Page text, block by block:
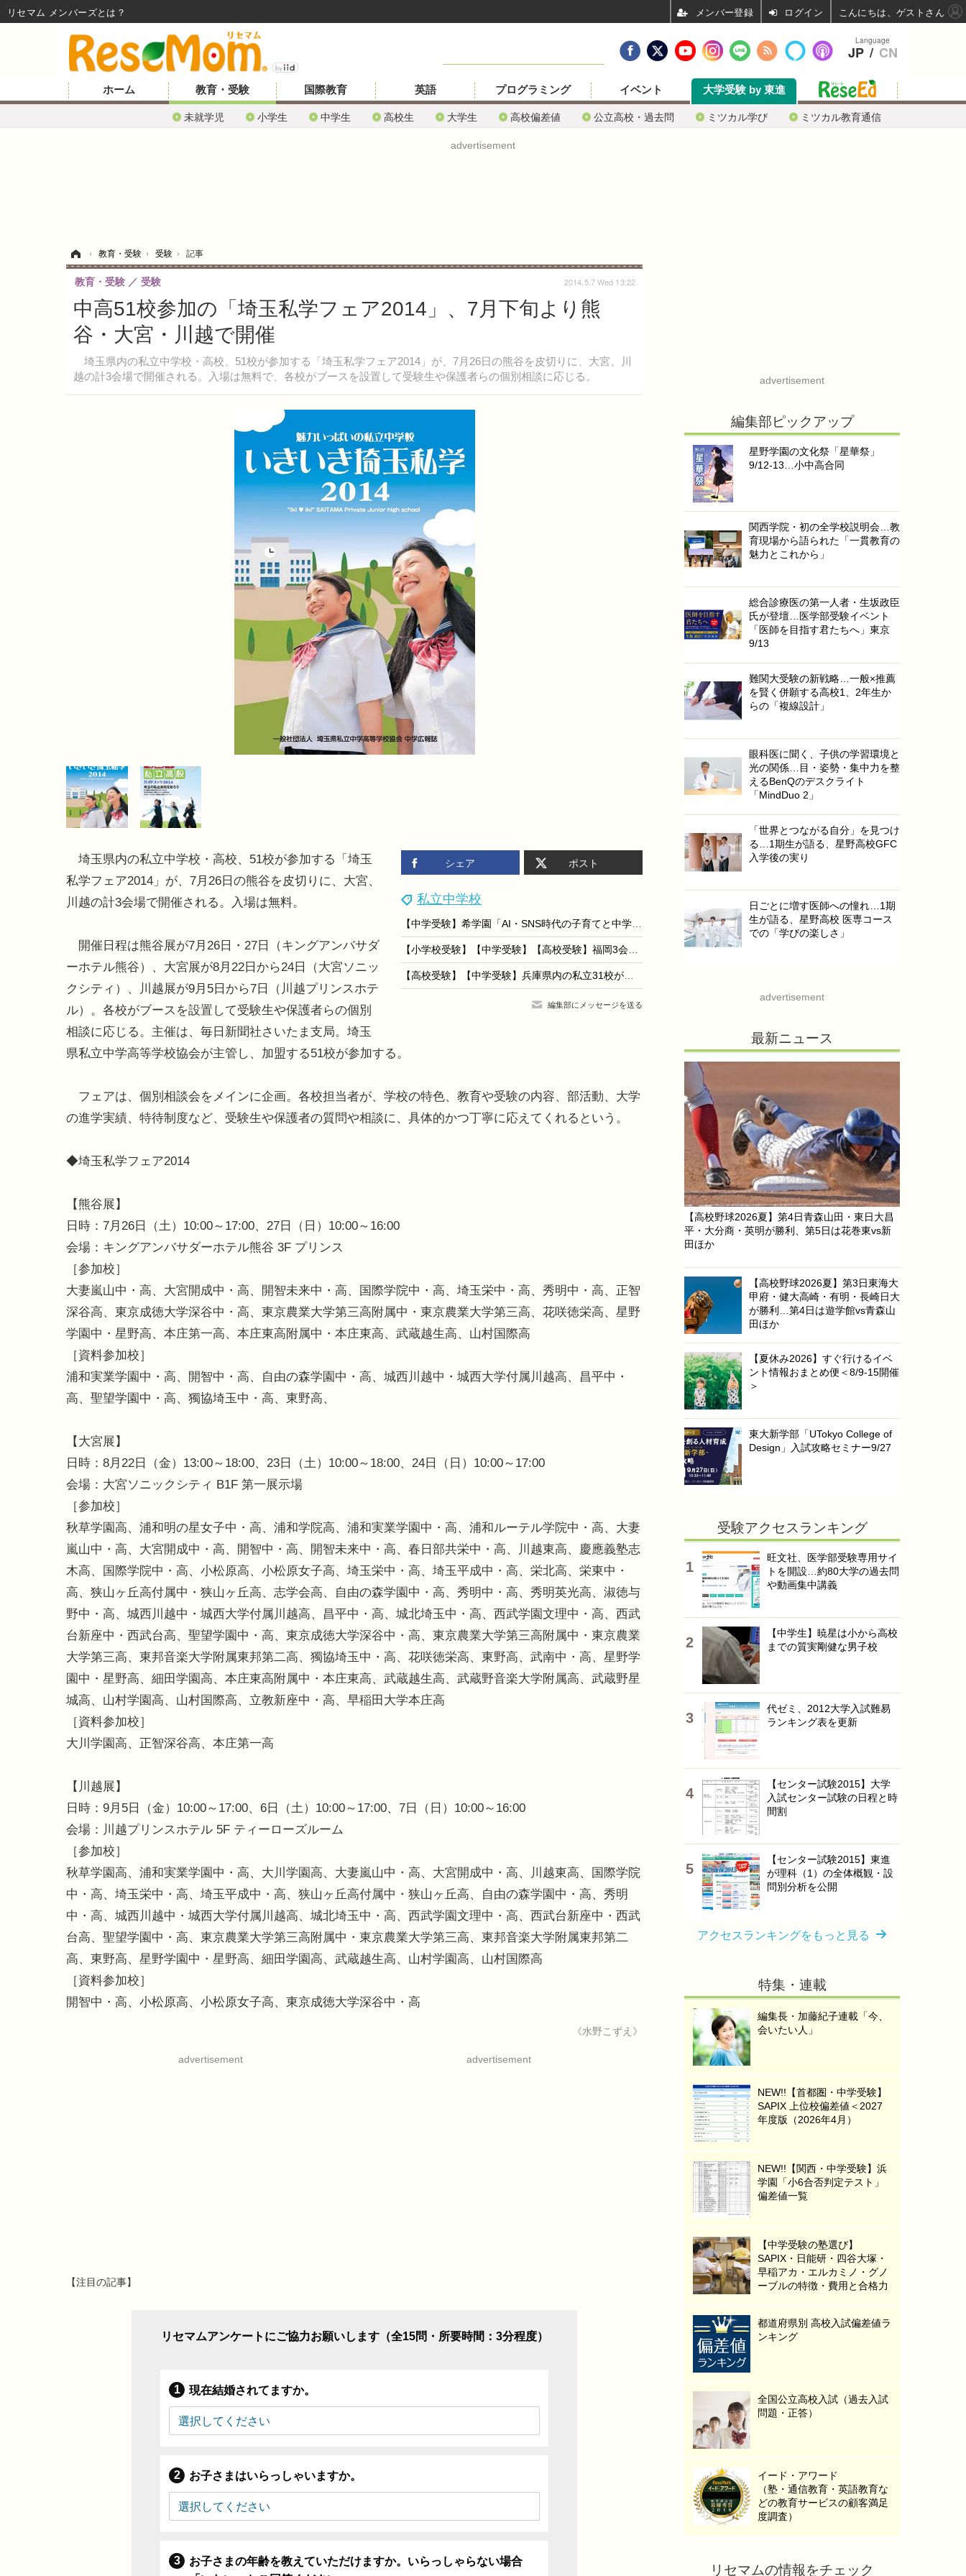
ホーム 教育・受験
未就学児 小学生 中学生 高校生 大学生 高校偏差値 公立高校・過去問 ミツカル学び ミツカル教育通信
国際教育 英語 プログラミング イベント 大学受験 by 東進
advertisement
› 教育・受験 › 受験 › 記事
中高51校参加の「埼玉私学フェア2014」、7月下旬より熊
谷・大宮・川越で開催
埼玉県内の私立中学校・高校、51校が参加する「埼玉私学フェア2014」が、7月26日の熊谷を皮切りに、大宮、川
越の計3会場で開催される。入場は無料で、各校がブースを設置して受験生や保護者らの個別相談に応じる。
教育・受験 受験 2014.5.7 Wed 13:22
シェア ポスト
私立中学校
【中学受験】希学園「AI・SNS時代の子育てと中学受験の意義」9/18
【小学校受験】【中学受験】【高校受験】福岡3会場「私立小中高校展」8/22-23
【高校受験】【中学受験】兵庫県内の私立31校が集結、個別相談会9/6
編集部にメッセージを送る
埼玉県内の私立中学校・高校、51校が参加する「埼玉
私学フェア2014」が、7月26日の熊谷を皮切りに、大宮、
川越の計3会場で開催される。入場は無料。
開催日程は熊谷展が7月26日・27日（キングアンバサダ
ーホテル熊谷）、大宮展が8月22日から24日（大宮ソニッ
クシティ）、川越展が9月5日から7日（川越プリンスホテ
ル）。各校がブースを設置して受験生や保護者らの個別
相談に応じる。主催は、毎日新聞社さいたま支局。埼玉
県私立中学高等学校協会が主管し、加盟する51校が参加する。
フェアは、個別相談会をメインに企画。各校担当者が、学校の特色、教育や受験の内容、部活動、大学
の進学実績、特待制度など、受験生や保護者の質問や相談に、具体的かつ丁寧に応えてくれるという。
◆埼玉私学フェア2014
【熊谷展】
日時：7月26日（土）10:00～17:00、27日（日）10:00～16:00
会場：キングアンバサダーホテル熊谷 3F プリンス
［参加校］
大妻嵐山中・高、大宮開成中・高、開智未来中・高、国際学院中・高、埼玉栄中・高、秀明中・高、正智
深谷高、東京成徳大学深谷中・高、東京農業大学第三高附属中・東京農業大学第三高、花咲徳栄高、星野
学園中・星野高、本庄第一高、本庄東高附属中・本庄東高、武蔵越生高、山村国際高
［資料参加校］
浦和実業学園中・高、開智中・高、自由の森学園中・高、城西川越中・城西大学付属川越高、昌平中・
高、聖望学園中・高、獨協埼玉中・高、東野高、
【大宮展】
日時：8月22日（金）13:00～18:00、23日（土）10:00～18:00、24日（日）10:00～17:00
会場：大宮ソニックシティ B1F 第一展示場
［参加校］
秋草学園高、浦和明の星女子中・高、浦和学院高、浦和実業学園中・高、浦和ルーテル学院中・高、大妻
嵐山中・高、大宮開成中・高、開智中・高、開智未来中・高、春日部共栄中・高、川越東高、慶應義塾志
木高、国際学院中・高、小松原高、小松原女子高、埼玉栄中・高、埼玉平成中・高、栄北高、栄東中・
高、狭山ヶ丘高付属中・狭山ヶ丘高、志学会高、自由の森学園中・高、秀明中・高、秀明英光高、淑徳与
野中・高、城西川越中・城西大学付属川越高、昌平中・高、城北埼玉中・高、西武学園文理中・高、西武
台新座中・西武台高、聖望学園中・高、東京成徳大学深谷中・高、東京農業大学第三高附属中・東京農業
大学第三高、東邦音楽大学附属東邦第二高、獨協埼玉中・高、花咲徳栄高、東野高、武南中・高、星野学
園中・星野高、細田学園高、本庄東高附属中・本庄東高、武蔵越生高、武蔵野音楽大学附属高、武蔵野星
城高、山村学園高、山村国際高、立教新座中・高、早稲田大学本庄高
［資料参加校］
大川学園高、正智深谷高、本庄第一高
【川越展】
日時：9月5日（金）10:00～17:00、6日（土）10:00～17:00、7日（日）10:00～16:00
会場：川越プリンスホテル 5F ティーローズルーム
［参加校］
秋草学園高、浦和実業学園中・高、大川学園高、大妻嵐山中・高、大宮開成中・高、川越東高、国際学院
中・高、埼玉栄中・高、埼玉平成中・高、狭山ヶ丘高付属中・狭山ヶ丘高、自由の森学園中・高、秀明
中・高、城西川越中・城西大学付属川越高、城北埼玉中・高、西武学園文理中・高、西武台新座中・西武
台高、聖望学園中・高、東京農業大学第三高附属中・東京農業大学第三高、東邦音楽大学附属東邦第二
高、東野高、星野学園中・星野高、細田学園高、武蔵越生高、山村学園高、山村国際高
［資料参加校］
開智中・高、小松原高、小松原女子高、東京成徳大学深谷中・高
《水野こずえ》
advertisement advertisement
【注目の記事】
リセマムアンケートにご協力お願いします（全15問・所要時間：3分程度）
現在結婚されてますか。
お子さまはいらっしゃいますか。
お子さまの年齢を教えていただけますか。いらっしゃらない場合
advertisement
編集部ピックアップ
星野学園の文化祭「星華祭」
9/12-13…小中高合同
関西学院・初の全学校説明会…教
育現場から語られた「一貫教育の
魅力とこれから」
総合診療医の第一人者・生坂政臣
氏が登壇…医学部受験イベント
「医師を目指す君たちへ」東京
9/13
難関大受験の新戦略…一般×推薦
を賢く併願する高校1、2年生か
らの「複線設計」
眼科医に聞く、子供の学習環境と
光の関係…目・姿勢・集中力を整
えるBenQのデスクライト
「MindDuo 2」
「世界とつながる自分」を見つけ
る…1期生が語る、星野高校GFC
入学後の実り
日ごとに増す医師への憧れ…1期
生が語る、星野高校 医専コース
での「学びの楽しさ」
advertisement
最新ニュース
【高校野球2026夏】第4日青森山田・東日大昌
平・大分商・英明が勝利、第5日は花巻東vs新
田ほか
【高校野球2026夏】第3日東海大
甲府・健大高崎・有明・長崎日大
が勝利…第4日は遊学館vs青森山
田ほか
【夏休み2026】すぐ行けるイベ
ント情報おまとめ便＜8/9-15開催
＞
東大新学部「UTokyo College of
Design」入試攻略セミナー9/27
受験アクセスランキング
旺文社、医学部受験専用サイ
トを開設…約80大学の過去問
や動画集中講義
【中学生】暁星は小から高校
までの質実剛健な男子校
代ゼミ、2012大学入試難易
ランキング表を更新
【センター試験2015】大学
入試センター試験の日程と時
間割
【センター試験2015】東進
が理科（1）の全体概観・設
問別分析を公開
アクセスランキングをもっと見る
特集・連載
編集長・加藤紀子連載「今、
会いたい人」
NEW!!【首都圏・中学受験】
SAPIX 上位校偏差値＜2027
年度版（2026年4月）
NEW!!【関西・中学受験】浜
学園「小6合否判定テスト」
偏差値一覧
【中学受験の塾選び】
SAPIX・日能研・四谷大塚・
早稲アカ・エルカミノ・グノ
ーブルの特徴・費用と合格力
都道府県別 高校入試偏差値ラ
ンキング
全国公立高校入試（過去入試
問題・正答）
イード・アワード
（塾・通信教育・英語教育な
どの教育サービスの顧客満足
度調査）
リセマムの情報をチェック
Language
JP / CN
リセマム メンバーズ ログイン こんにちは、ゲストさん